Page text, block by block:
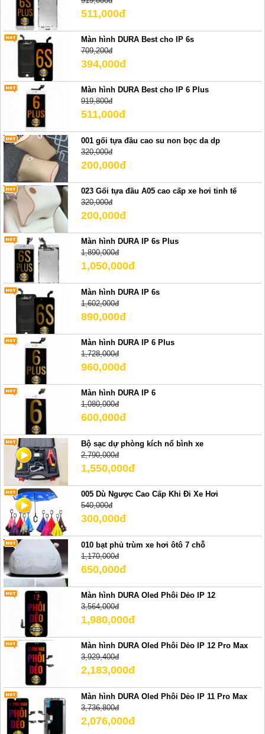
511,000đ
Màn hình DURA Best cho IP 6s
709,200đ
394,000đ
Màn hình DURA Best cho IP 6 Plus
919,800đ
511,000đ
001 gối tựa đầu cao su non bọc da dp
320,000đ
200,000đ
023 Gối tựa đầu A05 cao cấp xe hơi tinh tế
320,000đ
200,000đ
Màn hình DURA IP 6s Plus
1,890,000đ
1,050,000đ
Màn hình DURA IP 6s
1,602,000đ
890,000đ
Màn hình DURA IP 6 Plus
1,728,000đ
960,000đ
Màn hình DURA IP 6
1,080,000đ
600,000đ
Bộ sạc dự phòng kích nổ bình xe
2,790,000đ
1,550,000đ
005 Dù Ngược Cao Cấp Khi Đi Xe Hơi
540,000đ
300,000đ
010 bạt phủ trùm xe hơi ôtô 7 chỗ
1,170,000đ
650,000đ
Màn hình DURA Oled Phôi Dẻo IP 12
3,564,000đ
1,980,000đ
Màn hình DURA Oled Phôi Dẻo IP 12 Pro Max
3,929,400đ
2,183,000đ
Màn hình DURA Oled Phôi Dẻo IP 11 Pro Max
3,736,800đ
2,076,000đ